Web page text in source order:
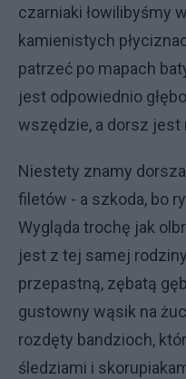
czarniaki łowilibyśmy
kamienistych
patrzeć po mapach
jest odpowiednio
wszędzie, a dorsz
Niestety znamy
filetów - a szkoda, bo
Wygląda trochę jak
jest z tej samej
przepastną, zębatą
gustowny wąsik na
rozdęty bandzioch,
śledziami i